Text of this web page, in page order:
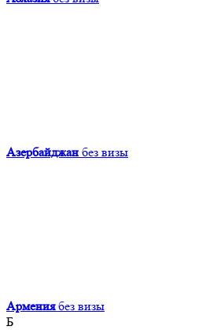
Азербайджан без визы
Армения без визы
Б